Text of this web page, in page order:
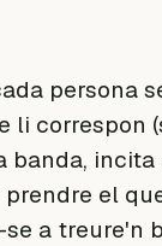
persona
li correspon
banda,
el
a treure'n